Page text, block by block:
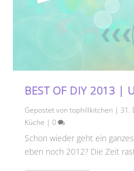
BEST OF DIY 2013 |
Gepostet vontophillkitchen |31.
Küche |0
Schon wieder geht ein
eben noch 2012? Die Zeit